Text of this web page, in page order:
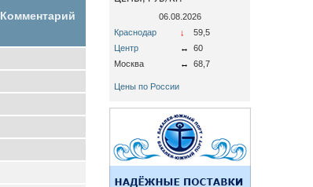
Комментарий
06.08.2026
Краснодар
↓
59,5
Центр
↔
60
Москва
↔ 68,7
Цены по России